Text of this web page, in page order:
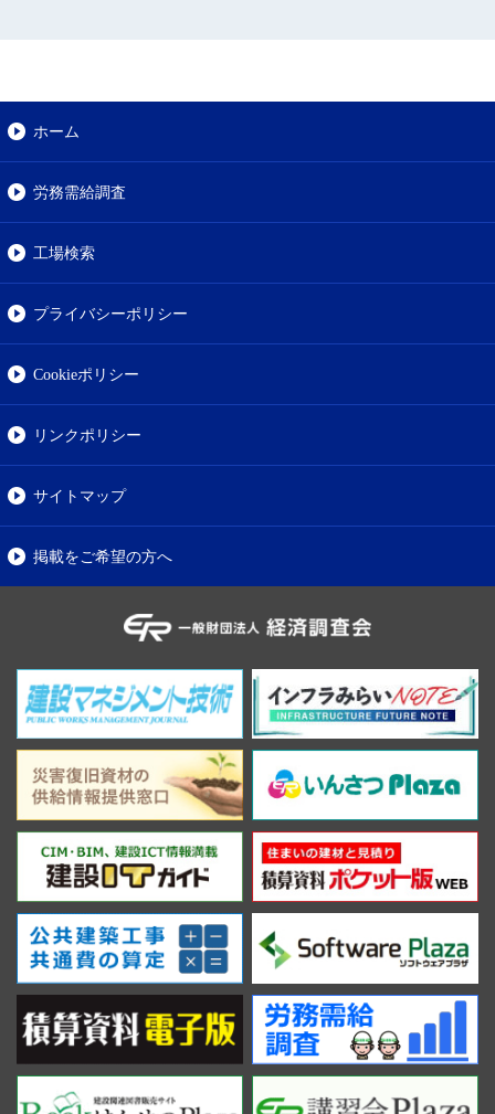
ホーム
労務需給調査
工場検索
プライバシーポリシー
Cookieポリシー
リンクポリシー
サイトマップ
掲載をご希望の方へ